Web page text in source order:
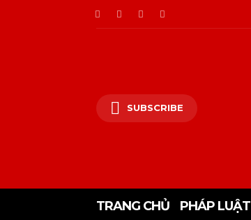
SUBSCRIBE
TRANG CHỦ PHÁP LUẬT